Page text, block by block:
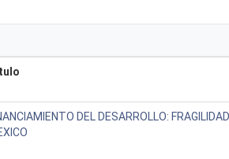
DEL DESARROLLO: